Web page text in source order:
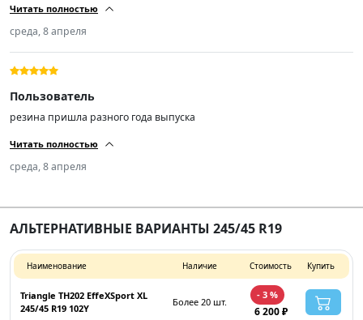
Читать полностью
среда, 8 апреля
Пользователь
резина пришла разного года выпуска
Читать полностью
среда, 8 апреля
АЛЬТЕРНАТИВНЫЕ ВАРИАНТЫ 245/45 R19
Наименование Наличие Стоимость Купить
Triangle TH202 EffeXSport XL
245/45 R19 102Y
Более 20 шт.
- 3 %
6 200 ₽